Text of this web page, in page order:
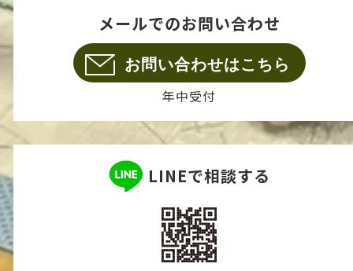
メールでのお問い合わせ
お問い合わせはこちら
年中受付
LINEで相談する